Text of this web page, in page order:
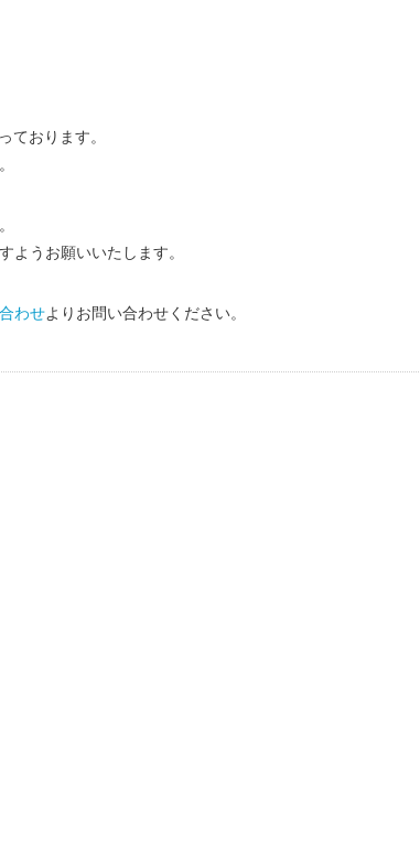
ております。
ようお願いいたします。
わせよりお問い合わせください。